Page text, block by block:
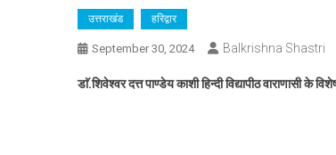
उत्तराखंड हरिद्वार
September 30, 2024 Balkrishna Shastri
डाॅ.शिवेश्वर दत्त पाण्डेय काशी हिन्दी विद्यापीठ वाराणासी